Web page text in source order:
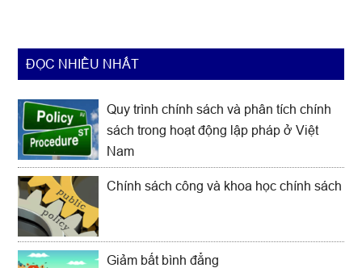
ĐỌC NHIỀU NHẤT
Quy trình chính sách và phân tích chính
sách trong hoạt động lập pháp ở Việt
Nam
Chính sách công và khoa học chính sách
Giảm bất bình đẳng